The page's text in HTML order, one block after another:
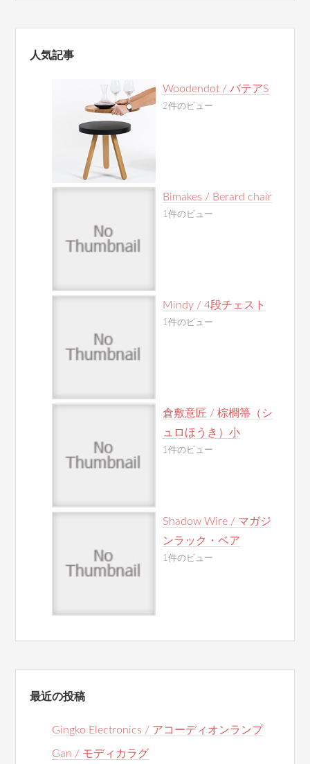
人気記事
Woodendot / バテアS
2件のビュー
Bimakes / Berard chair
1件のビュー
Mindy / 4段チェスト
1件のビュー
倉敷意匠 / 棕櫚箒（シ
ュロほうき）小
1件のビュー
Shadow Wire / マガジ
ンラック・ベア
1件のビュー
最近の投稿
Gingko Electronics / アコーディオンランプ
Gan / モディカラグ